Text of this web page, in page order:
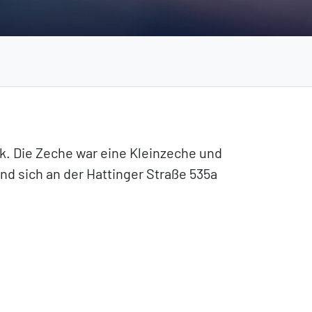
Die Zeche war eine Kleinzeche und
sich an der Hattinger Straße 535a